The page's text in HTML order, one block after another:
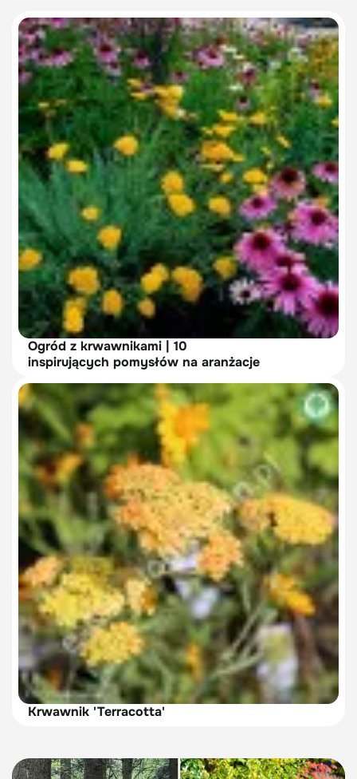
Ogród z krwawnikami | 10
inspirujących pomysłów na aranżacje
Krwawnik 'Terracotta'